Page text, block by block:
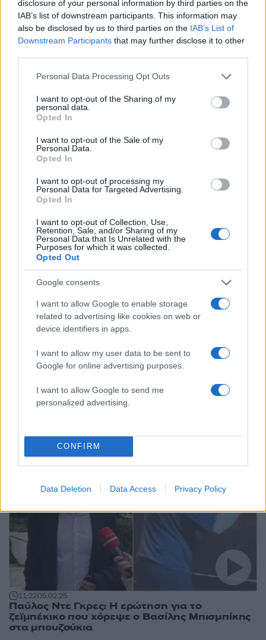
disclosure of your personal information by third parties on the
IAB’s list of downstream participants. This information may
also be disclosed by us to third parties on the IAB’s List of
Downstream Participants that may further disclose it to other
Please note that this website/app uses one or more Google
not limited to your visit or usage behaviour. You may click to
grant or deny consent to Google and its third-party tags to
use your data for below specified purposes in below Google
consent section.
Personal Data Processing Opt Outs
I want to opt-out of the Sharing of my
personal data.
Opted In
I want to opt-out of the Sale of my
Personal Data.
Opted In
I want to opt-out of processing my
Personal Data for Targeted Advertising.
Opted In
I want to opt-out of Collection, Use,
Retention, Sale, and/or Sharing of my
Personal Data that Is Unrelated with the
Purposes for which it was collected.
Opted Out
Google consents
I want to allow Google to enable storage
related to advertising like cookies on web or
device identifiers in apps.
I want to allow my user data to be sent to
Google for online advertising purposes.
I want to allow Google to send me
personalized advertising.
CONFIRM
Data Deletion Data Access Privacy Policy
10:1912.05.25
χόρεψε μπροστά στον Κωνσταντίνο Αργυρό
και έγινε viral
25.03.25
Θανάσης Κατερινόπουλος για το ζεϊμπέκικο
που έγινε viral: «Το πρώτο που χόρεψα μετά
11:2205.02.25
Παύλος Ντε Γκρες: Η ερώτηση για το
ζεϊμπέκικο που χόρεψε ο Βασίλης Μπισμπίκης
στα μπουζούκια